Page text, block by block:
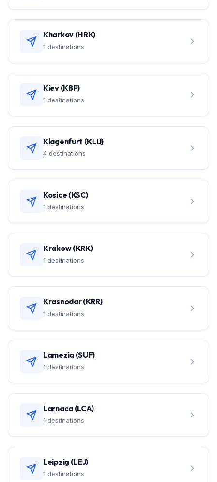
Kharkov (HRK)
1 destinations
Kiev (KBP)
1 destinations
Klagenfurt (KLU)
4 destinations
Kosice (KSC)
1 destinations
Krakow (KRK)
1 destinations
Krasnodar (KRR)
1 destinations
Lamezia (SUF)
1 destinations
Larnaca (LCA)
1 destinations
Leipzig (LEJ)
1 destinations